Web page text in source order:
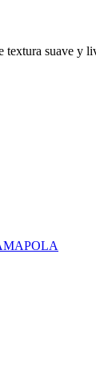
textura suave y